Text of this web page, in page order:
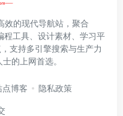
的现代导航站，聚合
工具、设计素材、学习平
支持多引擎搜索与生产力
的上网首选。
点博客 隐私政策